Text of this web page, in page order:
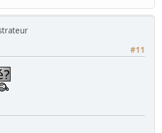
#11